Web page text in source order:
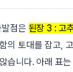
점은 된장 3 : 고
의 토대를 잡고,
습니다. 아래 표